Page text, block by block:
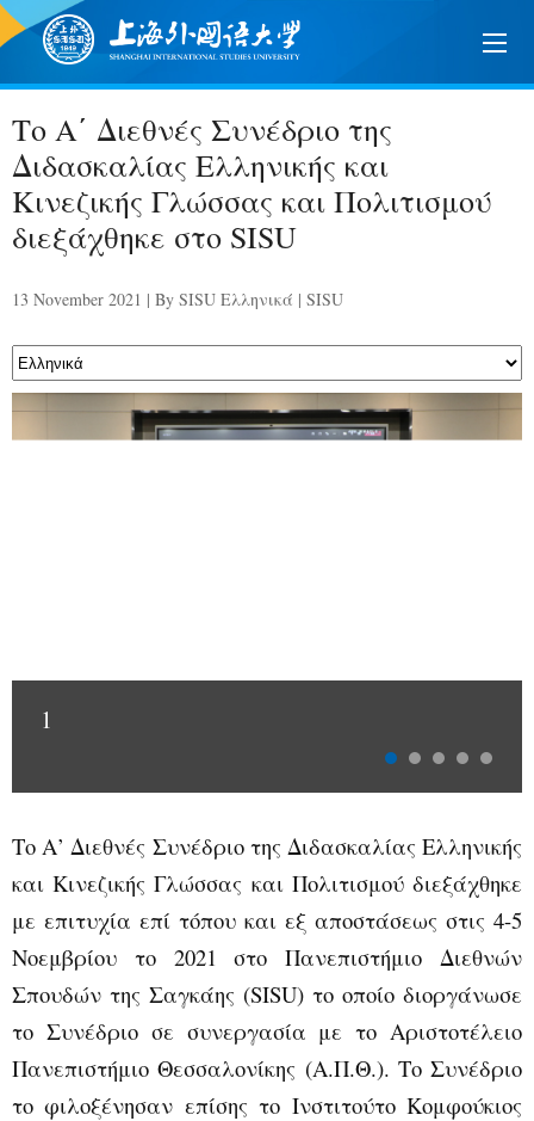
Το Α΄ Διεθνές Συνέδριο της
Διδασκαλίας Ελληνικής και
Κινεζικής Γλώσσας και Πολιτισμού
διεξάχθηκε στο SISU
13 November 2021 | By SISU Ελληνικά | SISU
1
Το A’ Διεθνές Συνέδριο της Διδασκαλίας Ελληνικής
και Κινεζικής Γλώσσας και Πολιτισμού διεξάχθηκε
με επιτυχία επί τόπου και εξ αποστάσεως στις 4-5
Νοεμβρίου το 2021 στο Πανεπιστήμιο Διεθνών
Σπουδών της Σαγκάης (SISU) το οποίο διοργάνωσε
το Συνέδριο σε συνεργασία με το Αριστοτέλειο
Πανεπιστήμιο Θεσσαλονίκης (Α.Π.Θ.). Το Συνέδριο
το φιλοξένησαν επίσης το Ινστιτούτο Κομφούκιος